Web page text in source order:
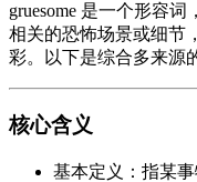
gruesome 是一个形容
相关的恐怖场景或细节
彩。以下是综合多来源
核心含义
基本定义：指某